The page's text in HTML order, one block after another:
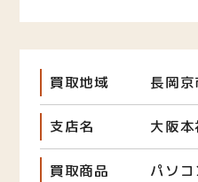
買取地域 長岡京
支店名 大阪本
買取商品 パソコ